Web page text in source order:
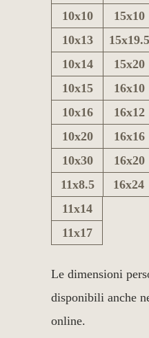
10x10
10x13
10x14
10x15
10x16
10x20
10x30
11x8.5
11x14
11x17
15x10
15x19.5
15x20
16x10
16x12
16x16
16x20
16x24
Le dimensioni
disponibili anche
online.